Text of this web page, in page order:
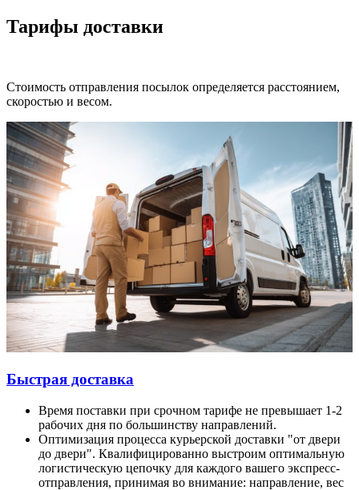
Тарифы доставки
Стоимость отправления посылок определяется расстоянием,
скоростью и весом.
Быстрая доставка
Время поставки при срочном тарифе не превышает 1-2
рабочих дня по большинству направлений.
Оптимизация процесса курьерской доставки "от двери
до двери". Квалифицированно выстроим оптимальную
логистическую цепочку для каждого вашего экспресс-
отправления, принимая во внимание: направление, вес